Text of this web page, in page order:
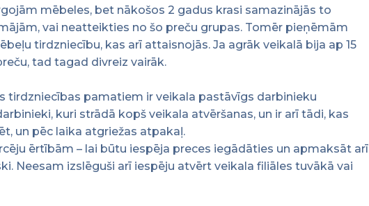
mēbeles, bet nākošos 2 gadus krasi samazinājās to
vai neatteikties no šo preču grupas. Tomēr pieņēmām
tirdzniecību, kas arī attaisnojās. Ja agrāk veikalā bija ap 15
tad tagad divreiz vairāk.
tirdzniecības pamatiem ir veikala pastāvīgs darbinieku
kuri strādā kopš veikala atvēršanas, un ir arī tādi, kas
un pēc laika atgriežas atpakaļ.
ērtībām – lai būtu iespēja preces iegādāties un apmaksāt arī
Neesam izslēguši arī iespēju atvērt veikala filiāles tuvākā vai